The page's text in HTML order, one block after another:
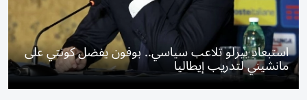
استبعاد بيرلو تلاعب سياسي.. بوفون يفضل كونتي على
مانشيني لتدريب إيطاليا